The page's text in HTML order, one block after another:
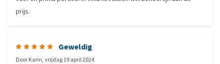
prijs.
Geweldig
DoorKarin,vrijdag 19 april 2024